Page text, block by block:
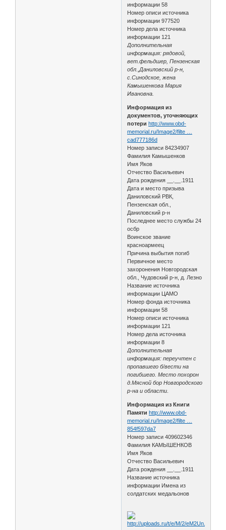
информации 58
Номер описи источника
информации 977520
Номер дела источника
информации 121
Дополнительная
информация: рядовой,
вет.фельдшер, Пензенская
обл.,Даниловский р-н,
с.Синодское, жена
Камышенкова Мария
Ивановна.
Информация из
документов, уточняющих
потери http://www.obd-
memorial.ru/Image2/filte …
cad777186d
Номер записи 84234907
Фамилия Камышенков
Имя Яков
Отчество Васильевич
Дата рождения __.__.1911
Дата и место призыва
Даниловский РВК,
Пензенская обл.,
Даниловский р-н
Последнее место службы 24
осбр
Воинское звание
красноармеец
Причина выбытия погиб
Первичное место
захоронения Новгородская
обл., Чудовский р-н, д. Лезно
Название источника
информации ЦАМО
Номер фонда источника
информации 58
Номер описи источника
информации 121
Номер дела источника
информации 8
Дополнительная
информация: переучтен с
пропавшего б/вести на
погибшего. Место похорон
д.Мясной бор Новгородского
р-на и области
Информация из Книги
Памяти http://www.obd-
memorial.ru/Image2/filte …
854f597da7
Номер записи 409602346
Фамилия КАМЫШЕНКОВ
Имя Яков
Отчество Васильевич
Дата рождения __.__.1911
Название источника
информации Имена из
солдатских медальонов